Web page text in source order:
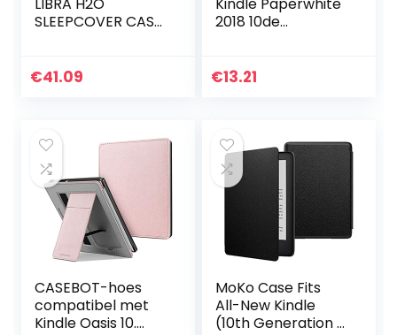
LIBRA H2O
SLEEPCOVER CASE
17,8 cm (7″)
€41.09
Kindle Paperwhite
2018 10de
Case met
€13.21
CASEBOT-hoes
compatibel met
Kindle Oasis 10.
MoKo Case Fits
All-New Kindle
(10th Generation –